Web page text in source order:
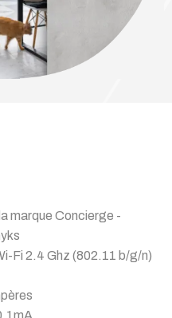
marque Concierge -
Fi 2.4 Ghz (802.11 b/g/n)